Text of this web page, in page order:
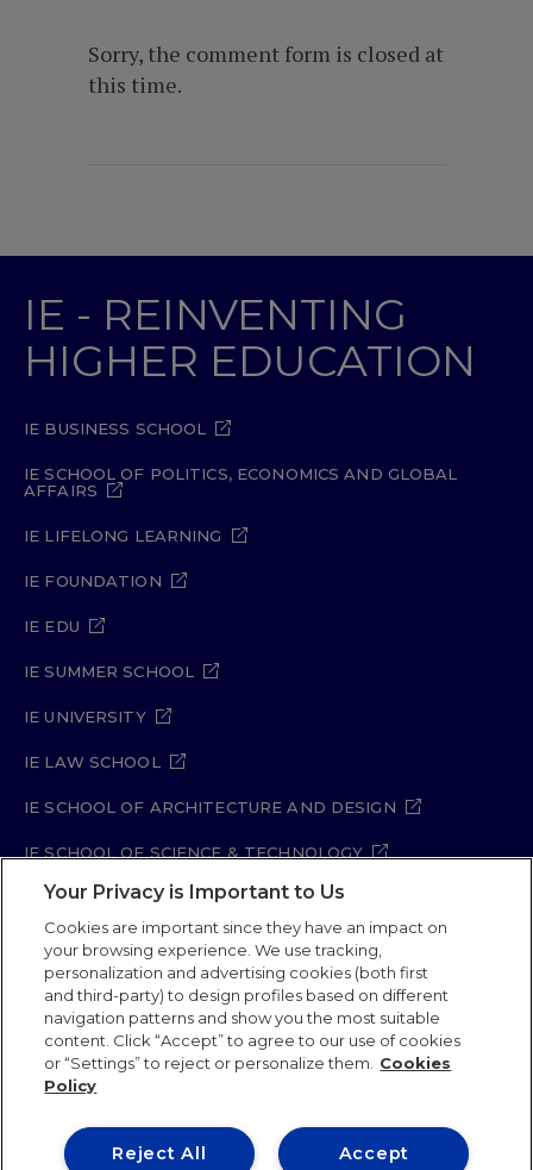
Sorry, the comment form is closed at
this time.
IE - REINVENTING
HIGHER EDUCATION
IE BUSINESS SCHOOL
IE SCHOOL OF POLITICS, ECONOMICS AND GLOBAL
AFFAIRS
IE LIFELONG LEARNING
IE FOUNDATION
IE EDU
IE SUMMER SCHOOL
IE UNIVERSITY
IE LAW SCHOOL
IE SCHOOL OF ARCHITECTURE AND DESIGN
IE SCHOOL OF SCIENCE & TECHNOLOGY
IE SCHOOL OF ARTS & HUMANITIES
Legal Notice Privacy Policy
Cookie Policy
Security Policy
Student Academic Standards
Compliance Channel
Site Map
IE University 2026
Your Privacy is Important to Us
Cookies are important since they have an impact on
your browsing experience. We use tracking,
personalization and advertising cookies (both first
and third-party) to design profiles based on different
navigation patterns and show you the most suitable
content. Click “Accept” to agree to our use of cookies
or “Settings” to reject or personalize them.
Cookies
Policy
Accept
Reject All